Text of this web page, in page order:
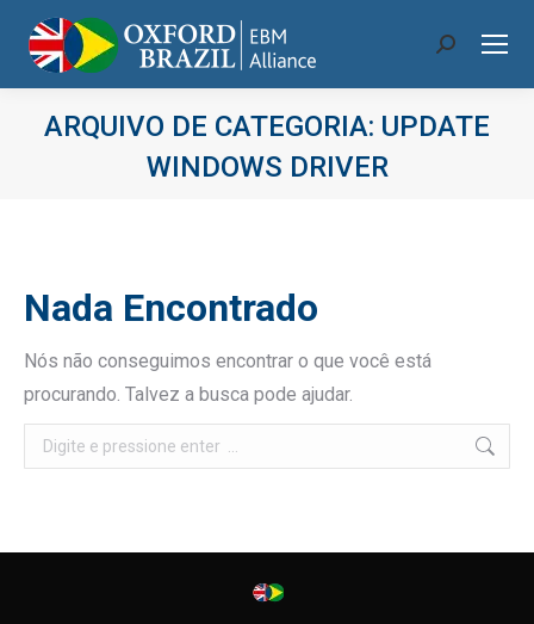
Search:
ARQUIVO DE CATEGORIA: UPDATE
WINDOWS DRIVER
Nada Encontrado
Nós não conseguimos encontrar o que você está
procurando. Talvez a busca pode ajudar.
Search: